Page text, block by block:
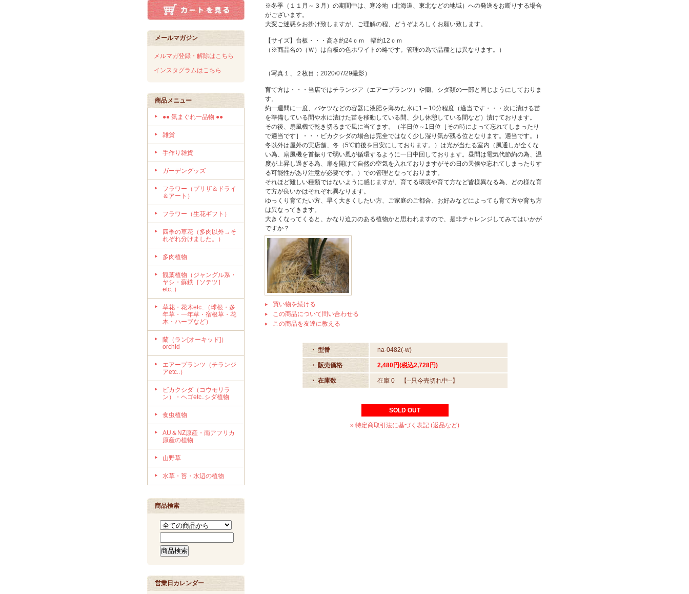
メールマガジン
メルマガ登録・解除はこちら
インスタグラムはこちら
商品メニュー
●● 気まぐれ一品物 ●●
雑貨
手作り雑貨
ガーデングッズ
フラワー（プリザ＆ドライ
＆アート）
フラワー（生花ギフト）
四季の草花（多肉以外→そ
れぞれ分けました。）
多肉植物
観葉植物（ジャングル系・
ヤシ・蘇鉄［ソテツ］
etc..）
草花・花木etc..（球根・多
年草・一年草・宿根草・花
木・ハーブなど）
蘭（ラン[オーキッド]）
orchid
エアープランツ（チランジ
アetc..）
ビカクシダ（コウモリラ
ン）・ヘゴetc..シダ植物
食虫植物
AU＆NZ原産・南アフリカ
原産の植物
山野草
水草・苔・水辺の植物
商品検索
営業日カレンダー
※冬季（１１月～３月）の期間中は、寒冷地（北海道、東北などの地域）への発送をお断りする場合
がございます。
大変ご迷惑をお掛け致しますが、ご理解の程、どうぞよろしくお願い致します。
【サイズ】台板・・・高さ約24ｃｍ 幅約12ｃｍ
（※商品名の（Ｗ）は台板の色ホワイトの略です。管理の為で品種とは異なります。）
（写真１、２枚目；2020/07/29撮影）
育て方は・・・当店ではチランジア（エアープランツ）や蘭、シダ類の一部と同じようにしておりま
す。
約一週間に一度、バケツなどの容器に液肥を薄めた水に1～10分程度（適当です・・・次に漬ける苗
を準備している間や水に漬けた苗を移動している間、少し休憩している間など）漬けております。
その後、扇風機で乾き切るまで風に当てます。（半日位～1日位［その時によって忘れてしまったり
で適当です］・・・ビカクシダの場合は完全ではなく少し湿り気が残る位となります。適当です。）
冬以外は屋外の実店舗、冬（5℃前後を目安にしております。）は光が当たる室内（風通しが全くな
い為、扇風機を首振りで弱い風が循環するように一日中回しております。昼間は電気代節約の為、温
度が上昇し過ぎる為、扉を開けて自然の空気を入れておりますがその日の天候や忘れてしまったりす
る可能性があり注意が必要です。）での管理となっております。
それほど難しい種類ではないように感じますが、育てる環境や育て方など皆様異なる為、どの様な育
て方が良いかはそれぞれ異なります。
ゆっくり育てたい方、早く大きくしたい方、ご家庭のご都合、お好みなどによっても育て方や育ち方
は異なってきます。
大きくなってくると、かなり迫力のある植物かと思われますので、是非チャレンジしてみてはいかが
ですか？
買い物を続ける
この商品について問い合わせる
この商品を友達に教える
・ 型番 na-0482(-w)
・ 販売価格 2,480円(税込2,728円)
・ 在庫数 在庫 0 【--只今売切れ中--】
SOLD OUT
» 特定商取引法に基づく表記 (返品など)